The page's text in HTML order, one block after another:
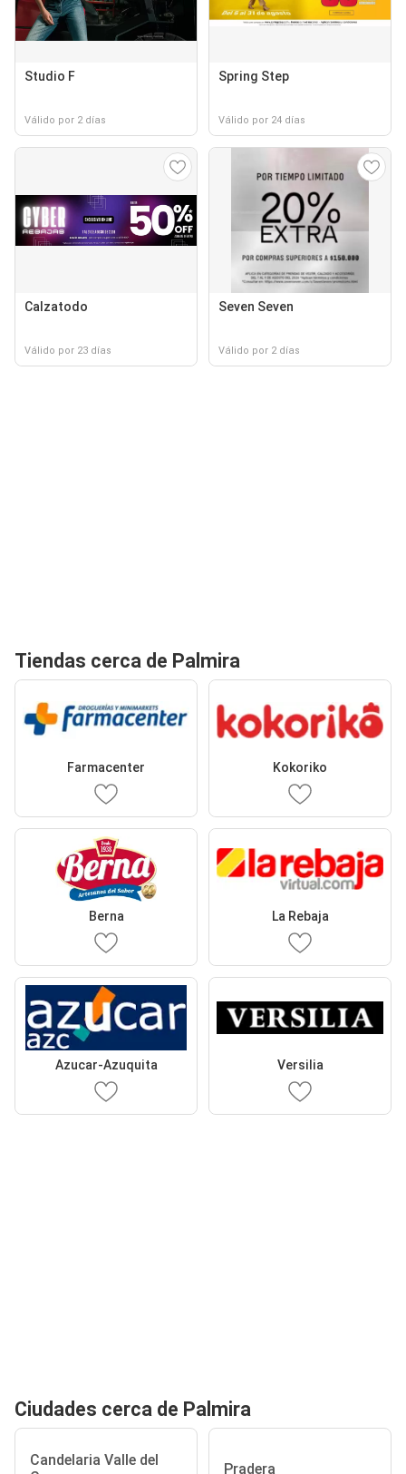
Studio F
Válido por 2 días
Spring Step
Válido por 24 días
Calzatodo
Válido por 23 días
Seven Seven
Válido por 2 días
Tiendas cerca de Palmira
Farmacenter Kokoriko
Berna La Rebaja
Azucar-Azuquita Versilia
Ciudades cerca de Palmira
Candelaria Valle del
Pradera